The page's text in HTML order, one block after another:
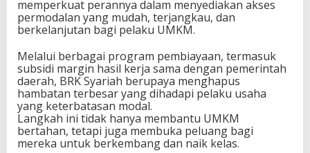
memperkuat perannya dalam menyediakan akses
permodalan yang mudah, terjangkau, dan
berkelanjutan bagi pelaku UMKM.
Melalui berbagai program pembiayaan, termasuk
subsidi margin hasil kerja sama dengan pemerintah
daerah, BRK Syariah berupaya menghapus
hambatan terbesar yang dihadapi pelaku usaha
yang keterbatasan modal.
Langkah ini tidak hanya membantu UMKM
bertahan, tetapi juga membuka peluang bagi
mereka untuk berkembang dan naik kelas.